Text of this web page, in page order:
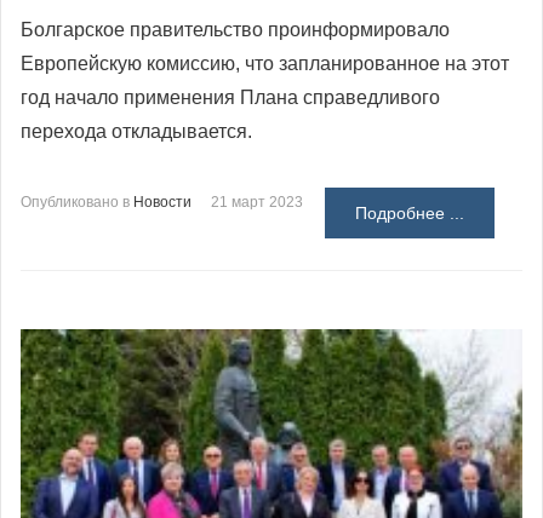
Болгарское правительство проинформировало
Европейскую комиссию, что запланированное на этот
год начало применения Плана справедливого
перехода откладывается.
Опубликовано в Новости 21 март 2023
Подробнее ...